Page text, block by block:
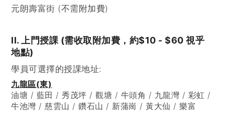
元朗壽富街 (不需附加費)
II. 上門授課 (需收取附加費，約$10 - $60 視乎
地點)
學員可選擇的授課地址:
九龍區(東)
油塘 / 藍田 / 秀茂坪 / 觀塘 / 牛頭角 / 九龍灣 / 彩虹 /
牛池灣 / 慈雲山 / 鑽石山 / 新蒲崗 / 黃大仙 / 樂富